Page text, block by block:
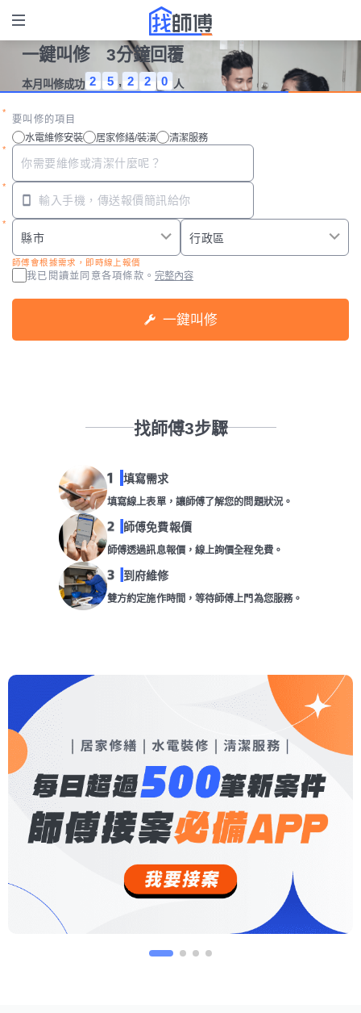
一鍵叫修 3分鐘回覆
本月叫修成功 2 5 , 2 2 0 人
要叫修的項目
水電維修安裝
居家修繕/裝潢 清潔服務
師傅會根據需求，即時線上報價
我已閱讀並同意各項條款。 完整內容
一鍵叫修
找師傅3步驟
填寫需求
填寫線上表單，讓師傅了解您的問題狀況。
師傅免費報價
師傅透過訊息報價，線上詢價全程免費。
到府維修
雙方約定施作時間，等待師傅上門為您服務。